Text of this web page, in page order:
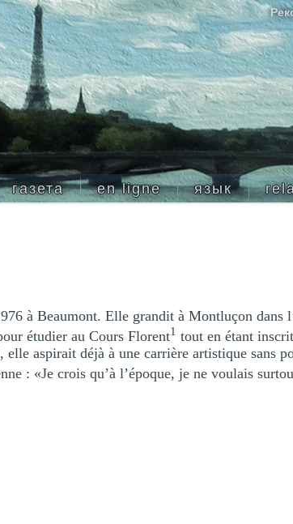
газета en ligne язык
à Beaumont. Elle grandit à Montluçon dans
étudier au Cours Florent1 tout en étant
elle aspirait déjà à une carrière artistique sans
: «Je crois qu’à l’époque, je ne voulais